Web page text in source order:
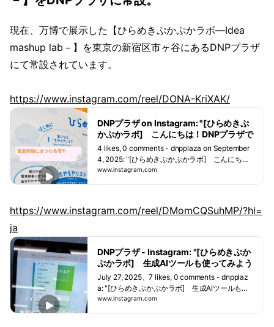
現在、万博で展示した【ひらめきぷかぷかラボ―Idea
mashup lab－】を東京の新宿区市ヶ谷にあるDNPプラザ
にて常設されています。
https://www.instagram.com/reel/DONA-KriXAK/
DNPプラザ on Instagram: "[ひらめきぷ
かぷかラボ] こんにちは！DNPプラザで
す。問いカフェ入口にある「STEAM教育
プログラム【ひらめきぷかぷかラボ―Ide
a mashup lab－】」というプログラムコ
てみよう！というもので、夏休みは多く
ジいただいています💪乗り物のモヤモヤ
と言えば、電車通勤で考えてみてもたく
さん出てきそうです・・・🚆皆様はどん
なモヤモヤがあるか教えてくださいね。
本日もDNPプラザでお待ちしておりま
す！■DNPプラザ■営業時間 10:00-20:
4 likes, 0 comments - dnpplaza on September
4, 2025: "[ひらめきぷかぷかラボ] こんにち
は！DNPプラザです。問いカフェ入口にある
（未来の技術）」をヒントに、誰かのモヤモヤ
ので、夏休みは多くのお子さまにもお試しいた
だきました👒現在は「電車移動にまつわるモヤ
モヤ・ひらめきアイデア」をテーマにチャレン
ジいただいています💪乗り物のモヤモヤと言え
ば、電車通勤で考えてみてもたくさん出てきそ
うです・・・🚆皆様はどんなモヤモヤがあるか
教えてくださいね。本日もDNPプラザでお待ち
しております！■DNPプラザ■営業時間 10:00-
www.instagram.com
https://www.instagram.com/reel/DMomCQSuhMP/?hl=
ja
DNPプラザ - Instagram: "[ひらめきぷか
ぷかラボ] 生成AIツールも使ってみよう
こんにちは！DNPプラザです。問いカフ
ェ入口の「STEAM教育プログラム【ひら
めきぷかぷかラボ―Idea mashup lab
July 27, 2025、7 likes, 0 comments - dnpplaz
a: "[ひらめきぷかぷかラボ] 生成AIツールも使
ってみようこんにちは！DNPプラザです。問い
www.instagram.com